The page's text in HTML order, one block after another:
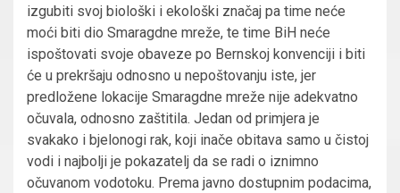
izgubiti svoj biološki i ekološki značaj pa time neće
moći biti dio Smaragdne mreže, te time BiH neće
ispoštovati svoje obaveze po Bernskoj konvenciji i biti
će u prekršaju odnosno u nepoštovanju iste, jer
predložene lokacije Smaragdne mreže nije adekvatno
očuvala, odnosno zaštitila. Jedan od primjera je
svakako i bjelonogi rak, koji inače obitava samo u čistoj
vodi i najbolji je pokazatelj da se radi o iznimno
očuvanom vodotoku. Prema javno dostupnim podacima,